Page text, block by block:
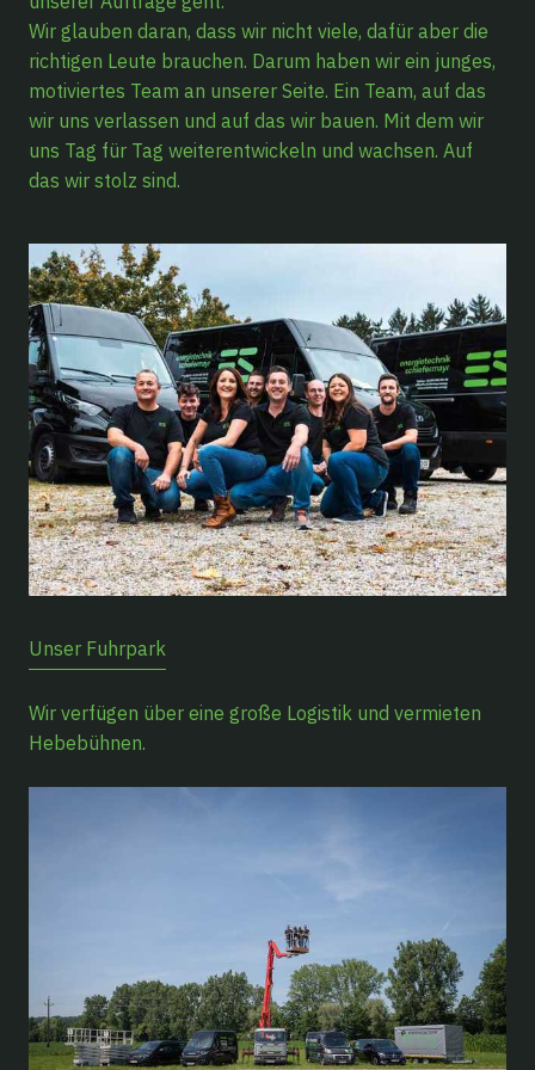
Wir glauben daran, dass wir nicht viele, dafür aber die
richtigen Leute brauchen. Darum haben wir ein junges,
motiviertes Team an unserer Seite. Ein Team, auf das
wir uns verlassen und auf das wir bauen. Mit dem wir
uns Tag für Tag weiterentwickeln und wachsen. Auf
das wir stolz sind.
Unser Fuhrpark
Wir verfügen über eine große Logistik und vermieten
Hebebühnen.